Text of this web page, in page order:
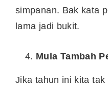
simpanan. Bak kata
lama jadi bukit.
Mula Tambah
Jika tahun ini kita